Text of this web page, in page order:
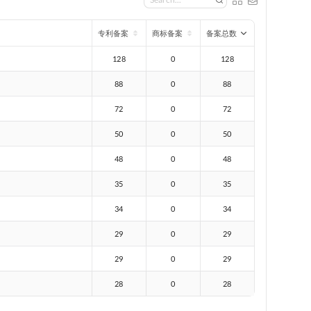
专利备案 商标备案 备案总数
128 0 128
88 0 88
72 0 72
50 0 50
48 0 48
35 0 35
34 0 34
29 0 29
29 0 29
28 0 28